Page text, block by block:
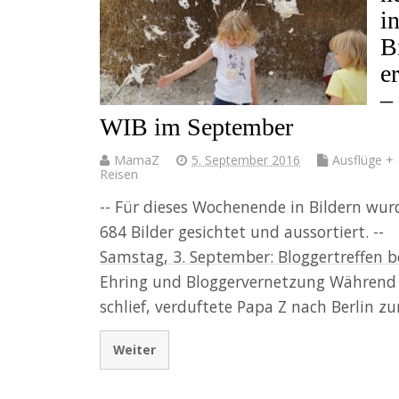
in
–
WIB im September
MamaZ 5. September 2016
Ausflüge +
Reisen
-- Für dieses Wochenende in Bildern
684 Bilder gesichtet und aussortiert. --
Samstag, 3. September: Bloggertreffen
Ehring und Bloggervernetzung
schlief, verduftete Papa Z nach Berlin
Weiter